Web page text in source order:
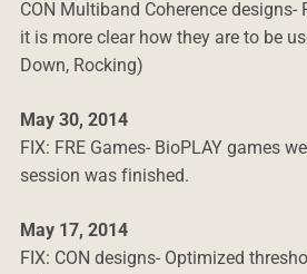
CON Multiband Coherence designs-
it is more clear how they are to be
Down, Rocking)
May 30, 2014
FIX: FRE Games- BioPLAY games
session was finished.
May 17, 2014
FIX: CON designs- Optimized